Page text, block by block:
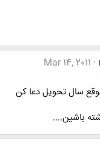
Mar 14, 2011
سال تحويل دعا كن
باشين....